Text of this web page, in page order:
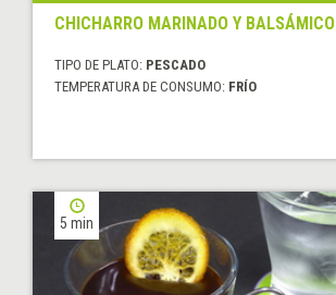
CHICHARRO MARINADO Y BALSÁMICO
TIPO DE PLATO: PESCADO
TEMPERATURA DE CONSUMO: FRÍO
5 min